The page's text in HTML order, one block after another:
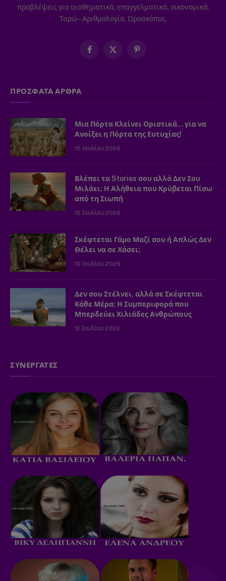
προβλέψεις για αισθηματικά, επαγγελματικά, οικονομικά.
Ταρώ – Αριθμολογία, Ωροσκόπος.
Facebook
X
Pinterest
ΠΡΟΣΦΑΤΑ ΑΡΘΡΑ
Μια Πόρτα Κλείνει Οριστικά… για να
Ανοίξει η Πόρτα της Ευτυχίας!
15 Ιουλίου 2026
Βλέπει τα Stories σου αλλά Δεν Σου
Μιλάει; Η Αλήθεια που Κρύβεται Πίσω
από τη Σιωπή
15 Ιουλίου 2026
Σκέφτεται Γάμο Μαζί σου ή Απλώς Δεν
Θέλει να σε Χάσει;
15 Ιουλίου 2026
Δεν σου Στέλνει, αλλά σε Σκέφτεται
Κάθε Μέρα; Η Συμπεριφορά που
Μπερδεύει Χιλιάδες Ανθρώπους
12 Ιουλίου 2026
ΣΥΝΕΡΓΑΤΕΣ